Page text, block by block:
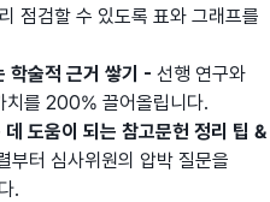
점검할 수 있도록 표와 그래프를
술적 근거 쌓기 - 선행 연구와
치를 200% 끌어올립니다.
도움이 되는 참고문헌 정리 팁 &
부터 심사위원의 압박 질문을
.